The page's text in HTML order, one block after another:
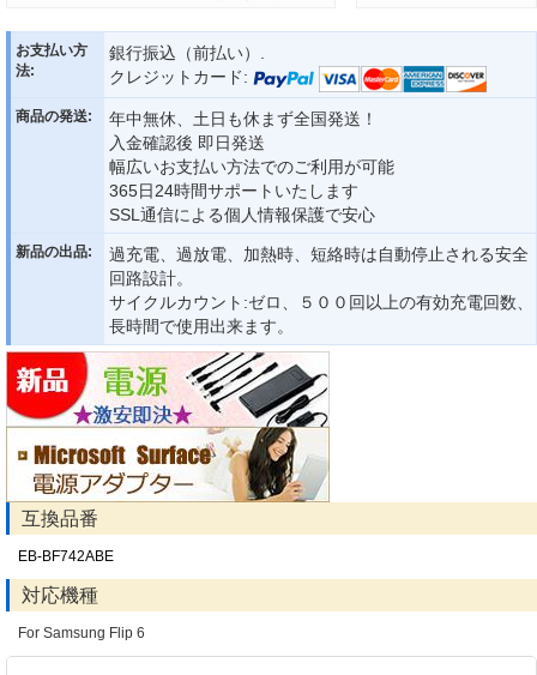
お支払い方
法:
銀行振込（前払い）.
クレジットカード:
商品の発送:
年中無休、土日も休まず全国発送！
入金確認後 即日発送
幅広いお支払い方法でのご利用が可能
365日24時間サポートいたします
SSL通信による個人情報保護で安心
新品の出品:
過充電、過放電、加熱時、短絡時は自動停止される安全
回路設計。
サイクルカウント:ゼロ、５００回以上の有効充電回数、
長時間で使用出来ます。
互換品番
EB-BF742ABE
対応機種
For Samsung Flip 6